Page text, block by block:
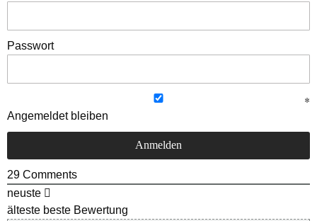
Passwort
Angemeldet bleiben
29 Comments
neuste
älteste beste Bewertung